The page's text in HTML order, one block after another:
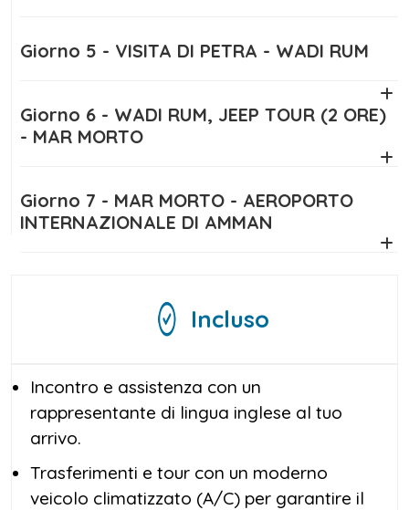
passeggiata lungo Rainbow Street e la visita
Unviaggio in Giordania
naturale di una terra unica.
Giorno 5 - VISITA DI PETRA - WADI RUM
Giorno 6 - WADI RUM, JEEP TOUR (2 ORE)
- MAR MORTO
Giorno 7 - MAR MORTO - AEROPORTO
INTERNAZIONALE DI AMMAN
Incluso
Incontro e assistenza con un
rappresentante di lingua inglese al tuo
arrivo.
Trasferimenti e tour con un moderno
veicolo climatizzato (A/C) per garantire il